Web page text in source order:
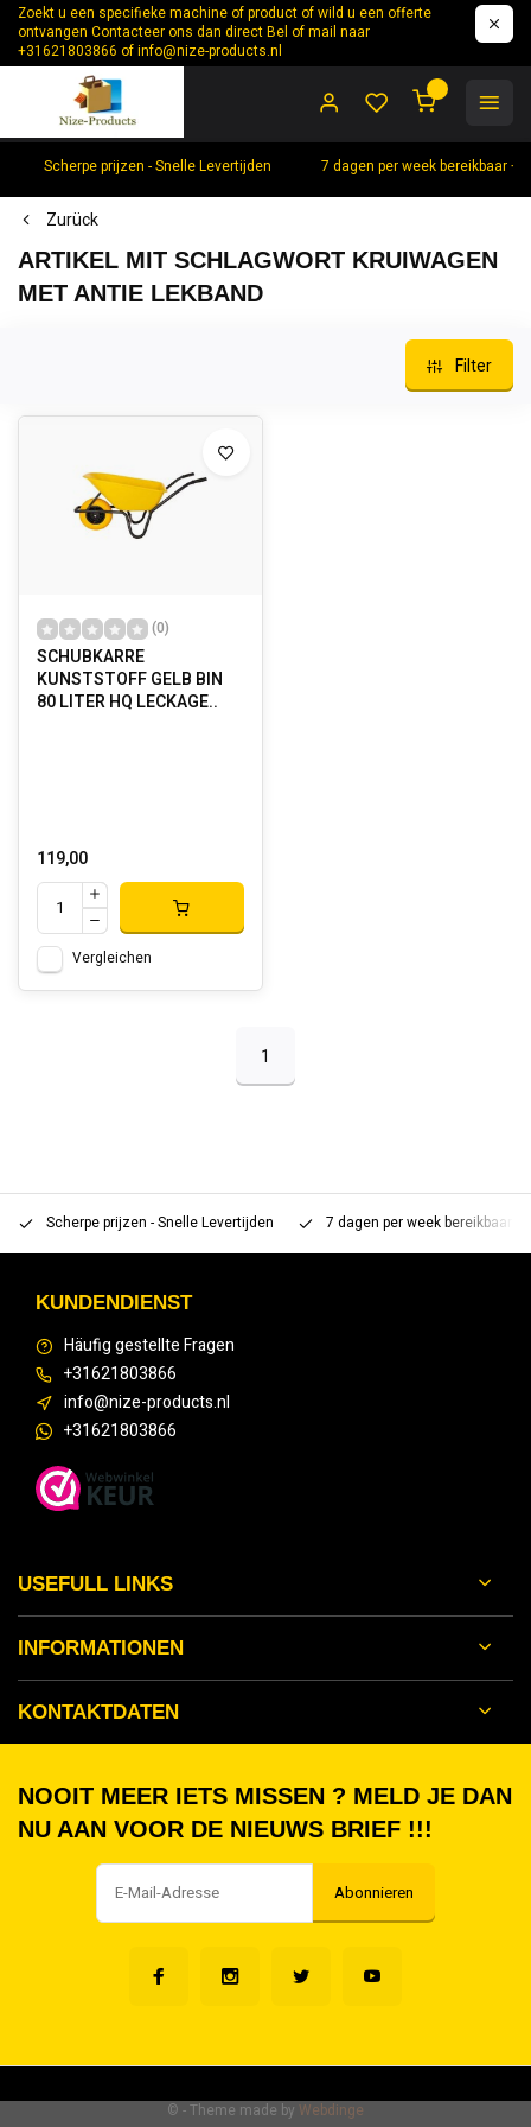
Zoekt u een specifieke machine of product of wild u een offerte
ontvangen Contacteer ons dan direct Bel of mail naar
+31621803866 ofinfo@nize-products.nl
Scherpe prijzen - Snelle Levertijden 7 dagen per week bereikbaar
Zurück
ARTIKEL MIT SCHLAGWORT KRUIWAGEN
MET ANTIE LEKBAND
Filter
(0)
SCHUBKARRE
KUNSTSTOFF GELB BIN
80 LITER HQ LECKAGE..
119,00
Vergleichen
1
Scherpe prijzen - Snelle Levertijden 7 dagen per week bereikbaar
KUNDENDIENST
Häufig gestellte Fragen
+31621803866
info@nize-products.nl
+31621803866
USEFULL LINKS
INFORMATIONEN
KONTAKTDATEN
NOOIT MEER IETS MISSEN ? MELD JE DAN
NU AAN VOOR DE NIEUWS BRIEF !!!
Abonnieren
© - Theme made by Webdinge